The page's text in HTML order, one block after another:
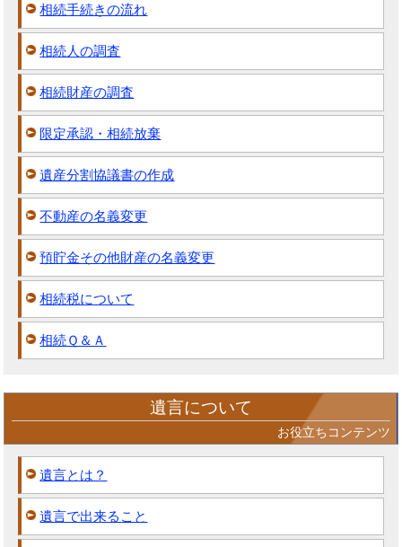
相続手続きの流れ
相続人の調査
相続財産の調査
限定承認・相続放棄
遺産分割協議書の作成
不動産の名義変更
預貯金その他財産の名義変更
相続税について
相続Ｑ＆Ａ
遺言について
お役立ちコンテンツ
遺言とは？
遺言で出来ること